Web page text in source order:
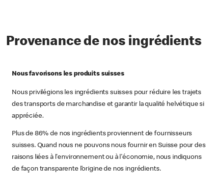
Provenance de nos ingrédients
Nous favorisons les produits suisses
Nous privilégions les ingrédients suisses pour réduire les trajets
des transports de marchandise et garantir la qualité helvétique si
appréciée.
Plus de 86% de nos ingrédients proviennent de fournisseurs
suisses. Quand nous ne pouvons nous fournir en Suisse pour des
raisons liées à l'environnement ou à l'économie, nous indiquons
de façon transparente l’origine de nos ingrédients.